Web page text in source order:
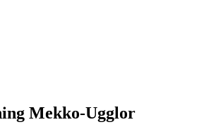
Mekko-Ugglor